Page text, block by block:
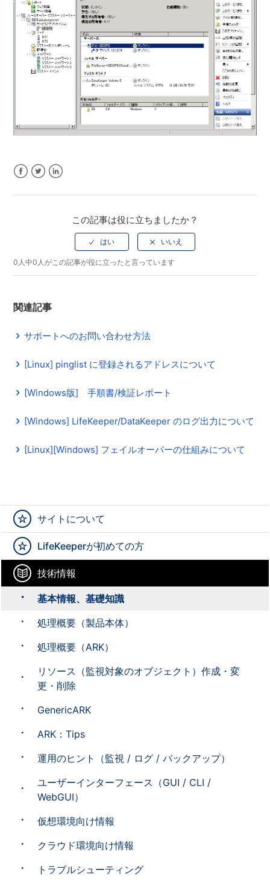
サイトについて
LifeKeeperが初めての方
技術情報
基本情報、基礎知識
処理概要（製品本体）
処理概要（ARK）
リソース（監視対象のオブジェクト）作成・変
更・削除
GenericARK
ARK：Tips
運用のヒント（監視 / ログ / バックアップ）
ユーザーインターフェース（GUI / CLI /
WebGUI）
仮想環境向け情報
クラウド環境向け情報
トラブルシューティング
この記事は役に立ちましたか？
0人中0人がこの記事が役に立ったと言っています
関連記事
サポートへのお問い合わせ方法
[Linux] pinglist に登録されるアドレスについて
[Windows版] 手順書/検証レポート
[Windows] LifeKeeper/DataKeeper のログ出力について
[Linux][Windows] フェイルオーバーの仕組みについて